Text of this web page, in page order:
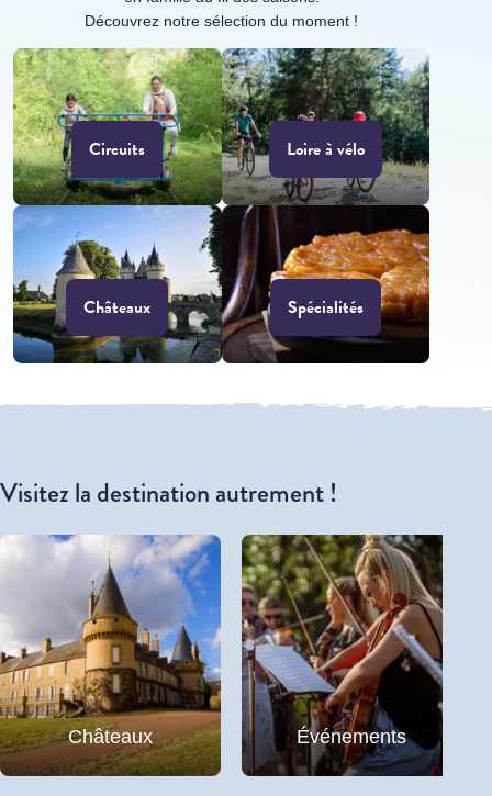
Découvrez notre sélection du moment !
Circuits Loire à vélo
Châteaux Spécialités
Visitez la destination autrement !
Châteaux Événements